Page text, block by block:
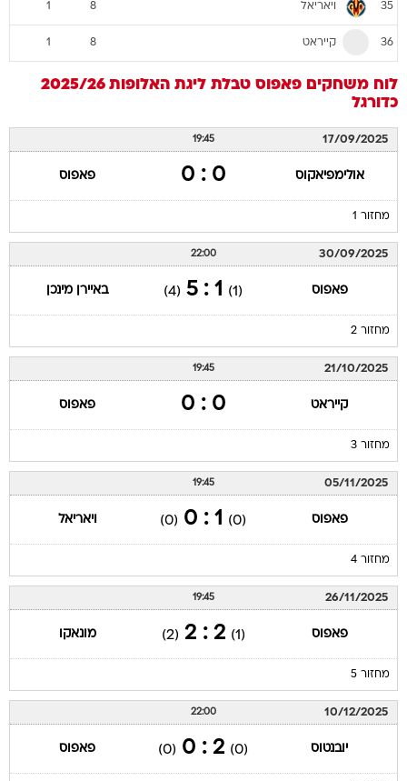
35 ויאריאל 8
1
36 קייראט 8
1
לוח משחקים פאפוס טבלת ליגת האלופות 2025/26
כדורגל
17/09/2025
19:45
אולימפיאקוס 0 : 0 פאפוס
מחזור 1
30/09/2025
22:00
פאפוס (1)
1 : 5
(4) באיירן מינכן
מחזור 2
21/10/2025
19:45
קייראט 0 : 0 פאפוס
מחזור 3
05/11/2025
19:45
פאפוס (0)
1 : 0
(0) ויאריאל
מחזור 4
26/11/2025
19:45
פאפוס (1)
2 : 2
(2) מונאקו
מחזור 5
10/12/2025
22:00
יובנטוס (0)
2 : 0
(0) פאפוס